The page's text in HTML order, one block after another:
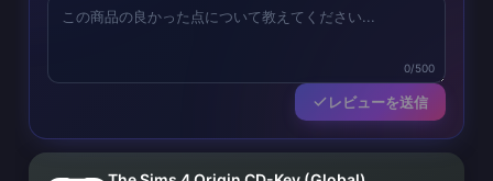
0/500
レビューを送信